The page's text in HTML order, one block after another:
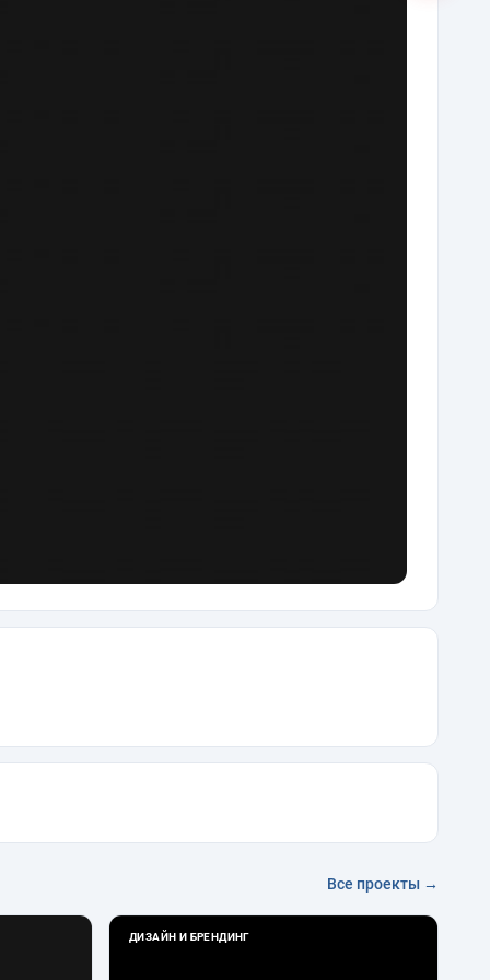
Все проекты →
ДИЗАЙН И БРЕНДИНГ